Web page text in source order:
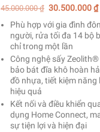
45.000.000₫ 30.500.000₫
Phù hợp với gia đình
người, rửa tối đa 14 bộ
chỉ trong một lần
Công nghệ sấy
bảo bát đĩa khô hoàn
đồ nhựa, tiết kiệm năng
hiệu quả
Kết nối và điều khiển
dụng Home Connect,
sự tiện lợi và hiện đại